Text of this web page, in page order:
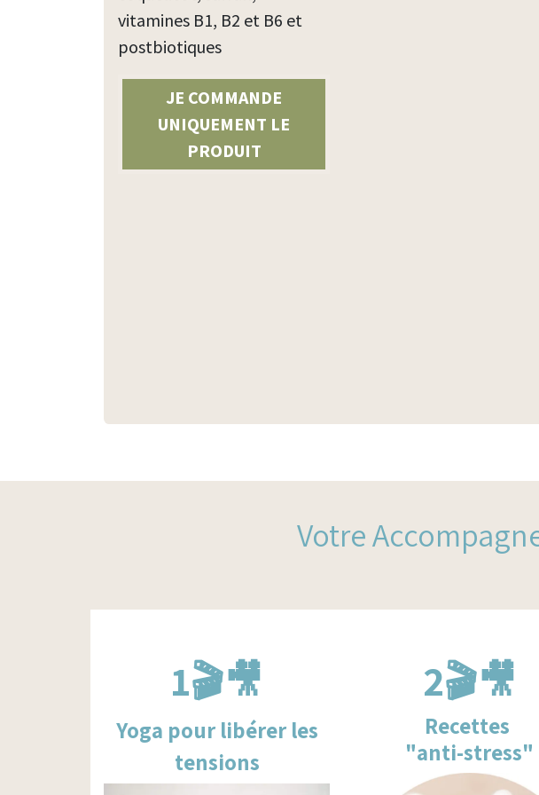
vitamines B1, B2 et B6 et
postbiotiques
JE COMMANDE
UNIQUEMENT LE
PRODUIT
Votre
1🎬🎥
Yoga pour libérer les
tensions
2🎬🎥
Recettes
"anti-stress"